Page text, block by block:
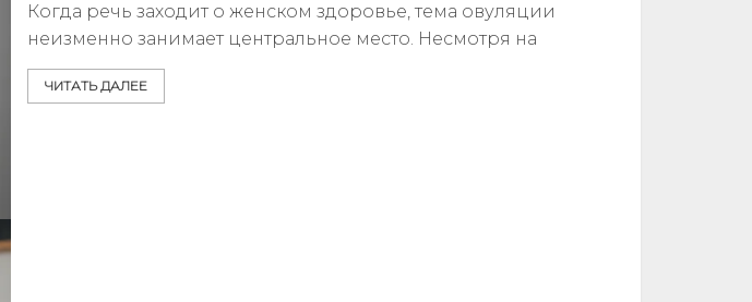
Когда речь заходит о женском здоровье, тема овуляции
неизменно занимает центральное место. Несмотря на
ЧИТАТЬ ДАЛЕЕ